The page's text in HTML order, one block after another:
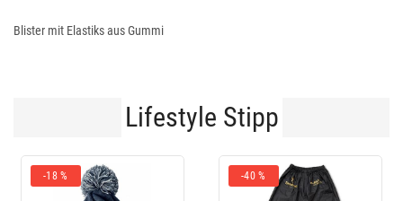
Blister mit Elastiks aus Gummi
Lifestyle Stipp